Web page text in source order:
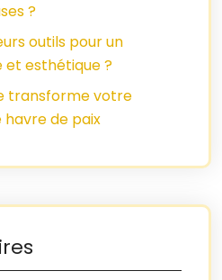
?
outils pour un
esthétique ?
transforme votre
de paix